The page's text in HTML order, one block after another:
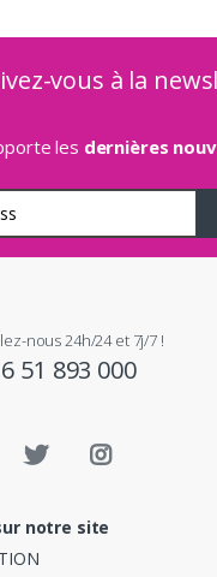
vous à la
les dernières
nous 24h/24 et 7j/7 !
51 893 000
sur notre site